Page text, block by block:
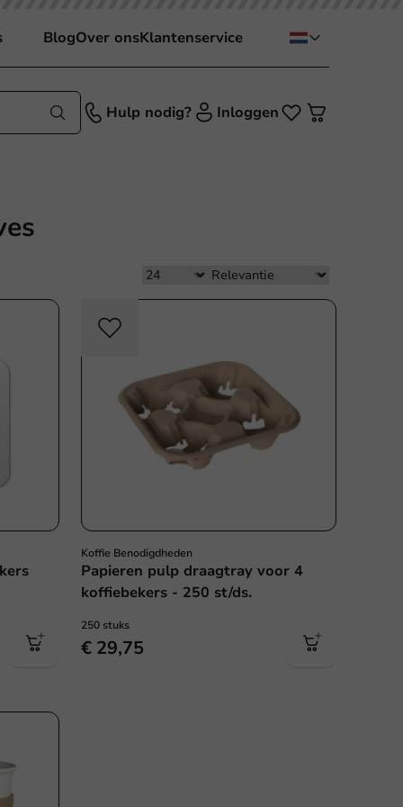
BlogOver onsKlantenservice
Hulp nodig? Inloggen
Koffie Benodigdheden
Papieren pulp draagtray voor 4
koffiebekers - 250 st/ds.
250 stuks
€ 29,75